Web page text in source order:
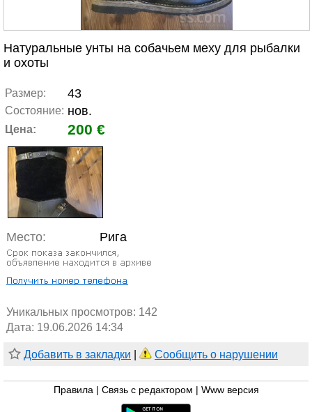
Натуральные унты на собачьем меху для рыбалки
и охоты
Размер: 43
Состояние: нов.
Цена: 200 €
Место: Рига
Уникальных просмотров: 142
Дата: 19.06.2026 14:34
Добавить в закладки Сообщить о нарушении
Правила Связь с редактором Www версия